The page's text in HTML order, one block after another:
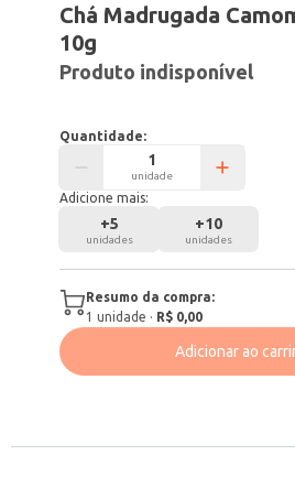
Chá Madrugada
10g
Produto indisponível
Quantidade:
unidade
Adicione mais:
+5
unidades
+10
unidades
Resumo da compra:
1 unidade · R$ 0,00
Adicionar ao